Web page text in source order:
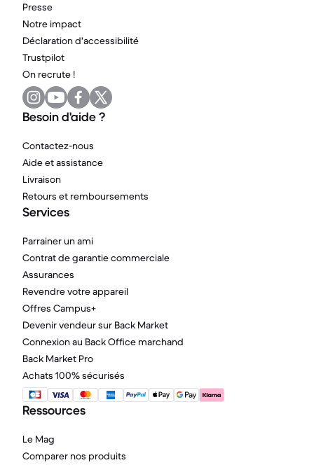
Presse
Notre impact
Déclaration d'accessibilité
Trustpilot
On recrute !
Besoin d'aide ?
Contactez-nous
Aide et assistance
Livraison
Retours et remboursements
Services
Parrainer un ami
Contrat de garantie commerciale
Assurances
Revendre votre appareil
Offres Campus+
Devenir vendeur sur Back Market
Connexion au Back Office marchand
Back Market Pro
Achats 100% sécurisés
Ressources
Le Mag
Comparer nos produits